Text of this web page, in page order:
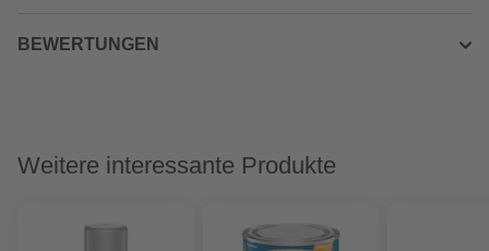
BEWERTUNGEN
Weitere interessante Produkte